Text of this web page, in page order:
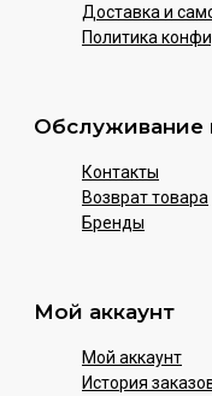
Доставка и
Политика
Обслуживание
Контакты
Возврат товара
Бренды
Мой аккаунт
Мой аккаунт
История